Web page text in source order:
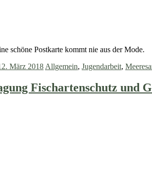
schöne Postkarte kommt nie aus der Mode.
März 2018 Allgemein, Jugendarbeit,
Fischartenschutz und